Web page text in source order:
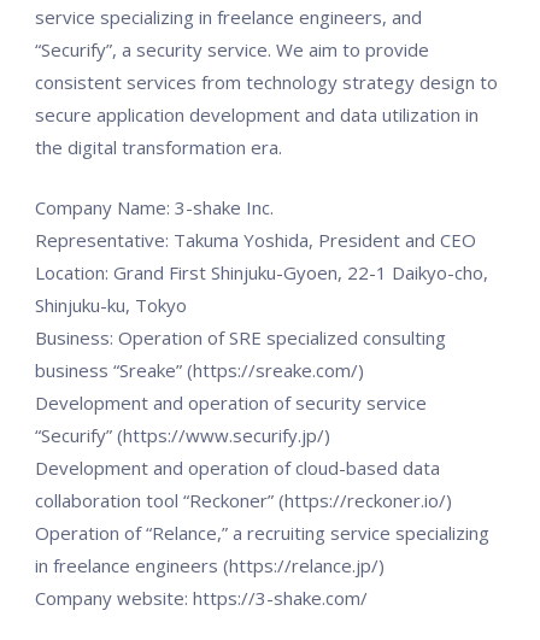
service specializing in freelance engineers, and
“Securify”, a security service. We aim to provide
consistent services from technology strategy design to
secure application development and data utilization in
the digital transformation era.
Company Name: 3-shake Inc.
Representative: Takuma Yoshida, President and CEO
Location: Grand First Shinjuku-Gyoen, 22-1 Daikyo-cho,
Shinjuku-ku, Tokyo
Business: Operation of SRE specialized consulting
business “Sreake” (https://sreake.com/)
Development and operation of security service
“Securify” (https://www.securify.jp/)
Development and operation of cloud-based data
collaboration tool “Reckoner” (https://reckoner.io/)
Operation of “Relance,” a recruiting service specializing
in freelance engineers (https://relance.jp/)
Company website: https://3-shake.com/